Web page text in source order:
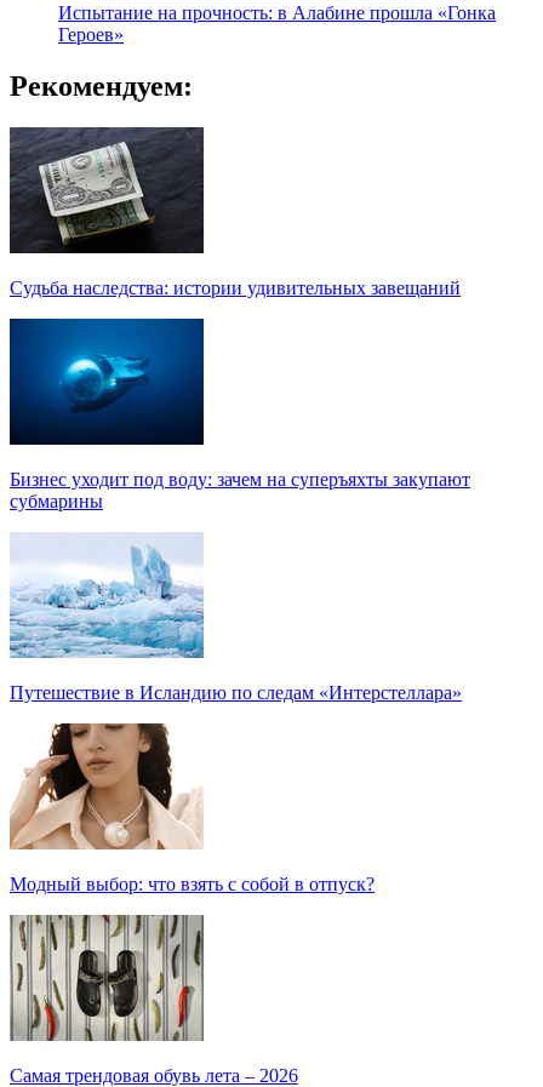
Испытание на прочность: в Алабине прошла «Гонка
Героев»
Рекомендуем:
Судьба наследства: истории удивительных завещаний
Бизнес уходит под воду: зачем на суперъяхты закупают
субмарины
Путешествие в Исландию по следам «Интерстеллара»
Модный выбор: что взять с собой в отпуск?
Самая трендовая обувь лета – 2026